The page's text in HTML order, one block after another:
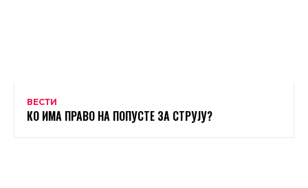
ВЕСТИ
КО ИМА ПРАВО НА ПОПУСТЕ ЗА СТРУЈУ?